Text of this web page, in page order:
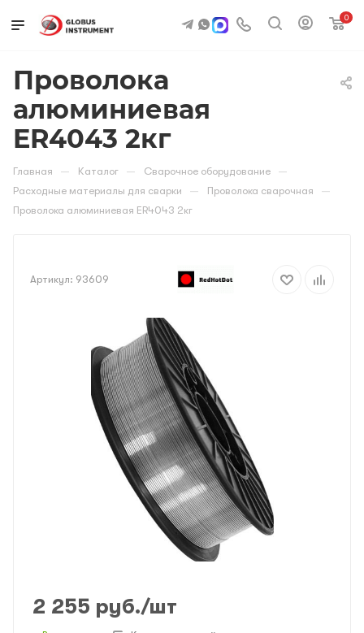
0
Проволока
алюминиевая
ER4043 2кг
Главная — Каталог — Сварочное оборудование —
Расходные материалы для сварки — Проволока сварочная —
Проволока алюминиевая ER4043 2кг
Артикул: 93609
2 255 руб./шт